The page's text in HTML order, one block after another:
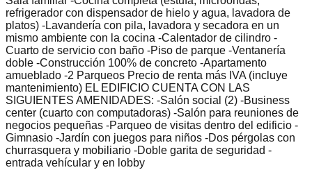
refrigerador con dispensador de hielo y agua, lavadora de
platos) -Lavandería con pila, lavadora y secadora en un
mismo ambiente con la cocina -Calentador de cilindro -
Cuarto de servicio con baño -Piso de parque -Ventanería
doble -Construcción 100% de concreto -Apartamento
amueblado -2 Parqueos Precio de renta más IVA (incluye
mantenimiento) EL EDIFICIO CUENTA CON LAS
SIGUIENTES AMENIDADES: -Salón social (2) -Business
center (cuarto con computadoras) -Salón para reuniones de
negocios pequeñas -Parqueo de visitas dentro del edificio -
Gimnasio -Jardín con juegos para niños -Dos pérgolas con
churrasquera y mobiliario -Doble garita de seguridad -
entrada vehícular y en lobby